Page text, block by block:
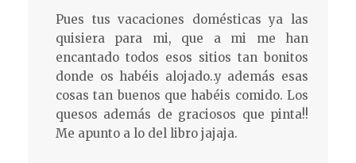
Pues tus vacaciones domésticas ya las
quisiera para mi, que a mi me han
encantado todos esos sitios tan bonitos
donde os habéis alojado..y además esas
cosas tan buenos que habéis comido. Los
quesos además de graciosos que pinta!!
Me apunto a lo del libro jajaja.